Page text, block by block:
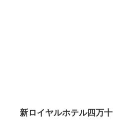
新ロイヤルホテル四万十